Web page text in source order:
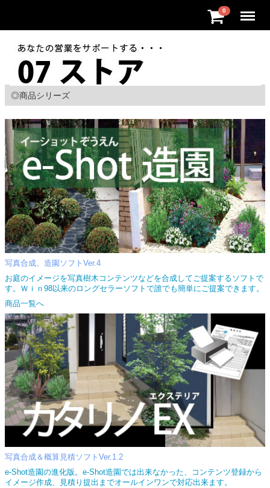
0 Menu
◎商品シリーズ
写真合成、造園ソフトVer.4
お庭のイメージを写真樹木コンテンツなどを合成してご提案するソフトで
す。Ｗｉｎ98以来のロングセラーソフトで誰でも簡単にご提案できます。
商品一覧へ
写真合成＆概算見積ソフトVer.1.2
e-Shot造園の進化版。e-Shot造園では出来なかった、コンテンツ登録から
イメージ作成、見積り提出までオールインワンで対応出来ます。